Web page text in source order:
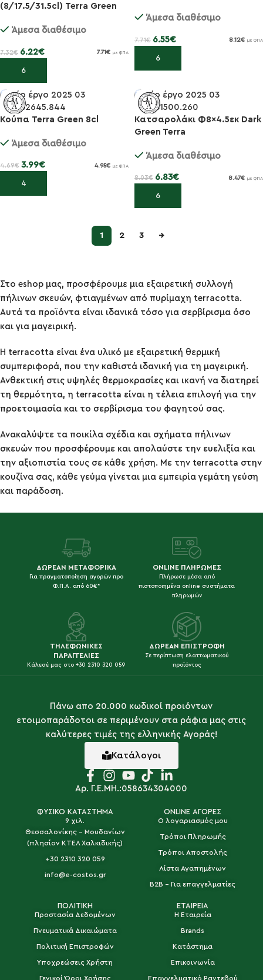
-15%
(8/17.5/31.5cl) Terra Green
Άμεσα διαθέσιμο
7.32€ 6.22€ 7.71 € με ΦΠΑ
Προσθήκη στο καλάθι
Άμεσα διαθέσιμο
7.71€ 6.55€ 8.12€ με ΦΠΑ
Προσθήκη στο καλάθι
Κούπα Terra Green 8cl
Άμεσα διαθέσιμο
4.69€ 3.99€ 4.95€ με ΦΠΑ
Προσθήκη στο καλάθι
-15%
Κατσαρολάκι Φ8×4.5εκ Dark
Green Terra
Άμεσα διαθέσιμο
8.03€ 6.83€ 8.47€ με ΦΠΑ
Προσθήκη στο καλάθι
1 2 3 →
Στο eshop μας, προσφέρουμε μια εξαιρετική συλλογή
πήλινων σκευών, φτιαγμένων από πυρίμαχη terracotta.
Αυτά τα προϊόντα είναι ιδανικά τόσο για σερβίρισμα όσο
και για μαγειρική.
Η terracotta είναι ένα υλικό με εξαιρετική θερμική
συμπεριφορά, που την καθιστά ιδανική για τη μαγειρική.
Ανθεκτική στις υψηλές θερμοκρασίες και ικανή να διατηρεί
τη θερμότητα, η terracotta είναι η τέλεια επιλογή για την
προετοιμασία και το σερβίρισμα του φαγητού σας.
Ανακαλύψτε τα ποικίλα σχέδια και σχήματα πήλινων
σκευών που προσφέρουμε και απολαύστε την ευελιξία και
την αξιοπιστία τους σε κάθε χρήση. Με την terracotta στην
κουζίνα σας, κάθε γεύμα γίνεται μια εμπειρία γεμάτη γεύση
και παράδοση.
ΔΩΡΕΑΝ ΜΕΤΑΦΟΡΙΚΑ
Για πραγματοποίηση αγορών προ
Φ.Π.Α. από 60€*
ONLINE ΠΛΗΡΩΜΕΣ
Πλήρωσε μέσα από
πιστοποιημένα online συστήματα
πληρωμών
ΤΗΛΕΦΩΝΙΚΕΣ
ΠΑΡΑΓΓΕΛΙΕΣ
Κάλεσέ μας στο +30 2310 320 059
ΔΩΡΕΑΝ ΕΠΙΣΤΡΟΦΗ
Σε περίπτωση ελαττωματικού
προϊόντος
Πάνω απο 20.000 κωδικοί προιόντων
ετοιμοπαράδοτοι σε περιμένουν στα ράφια μας στις
καλύτερες τιμές της ελληνικής Αγοράς!
Κατάλογοι
Αρ. Γ.Ε.ΜΗ.:058634304000
ΦΥΣΙΚΟ ΚΑΤΑΣΤΗΜΑ
9 χιλ.
Θεσσαλονίκης - Μουδανίων
(πλησίον ΚΤΕΛ Χαλκιδικής)
+30 2310 320 059
info@e-costos.gr
ONLINE ΑΓΟΡΕΣ
Ο λογαριασμός μου
Τρόποι Πληρωμής
Τρόποι Αποστολής
Λίστα Αγαπημένων
B2B - Για επαγγελματίες
ΠΟΛΙΤΙΚΗ
Προστασία Δεδομένων
Πνευματικά Δικαιώματα
Πολιτική Επιστροφών
Υποχρεώσεις Χρήστη
Γενικοί Όροι Χρήσης
ΕΤΑΙΡΕΙΑ
Η Εταιρεία
Brands
Κατάστημα
Επικοινωνία
Επαγγελματικό Ραντεβού